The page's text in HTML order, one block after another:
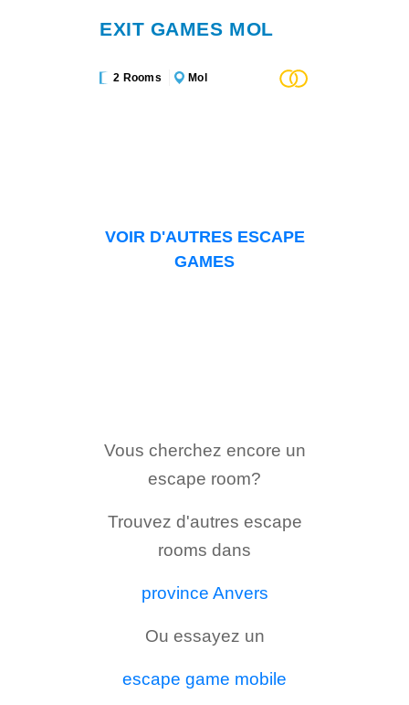
EXIT GAMES MOL
2 Rooms Mol
VOIR D'AUTRES ESCAPE
GAMES
Vous cherchez encore un
escape room?
Trouvez d'autres escape
rooms dans
province Anvers
Ou essayez un
escape game mobile